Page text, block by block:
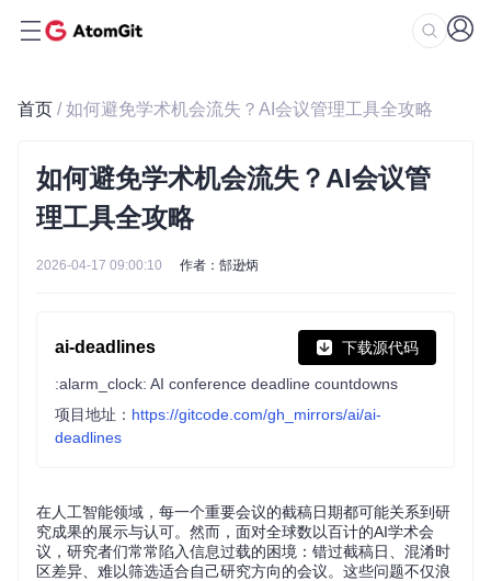
首页 / 如何避免学术机会流失？AI会议管理工具全攻略
如何避免学术机会流失？AI会议管
理工具全攻略
2026-04-17 09:00:10 作者：郜逊炳
ai-deadlines 下载源代码
:alarm_clock: AI conference deadline countdowns
项目地址： https://gitcode.com/gh_mirrors/ai/ai-
deadlines
在人工智能领域，每一个重要会议的截稿日期都可能关系到研
究成果的展示与认可。然而，面对全球数以百计的AI学术会
议，研究者们常常陷入信息过载的困境：错过截稿日、混淆时
区差异、难以筛选适合自己研究方向的会议。这些问题不仅浪